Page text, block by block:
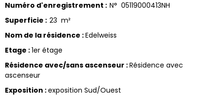
Numéro d'enregistrement : N° 05119000413NH
Superficie : 23 m²
Nom de la résidence :Edelweiss
Etage :1er étage
Résidence avec/sans ascenseur :Résidence avec
ascenseur
Exposition :exposition Sud/Ouest